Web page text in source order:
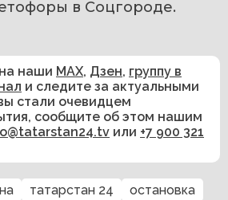
в Соцгороде.
наши MAX, Дзен, группу в
и следите за актуальными
стали очевидцем
сообщите об этом нашим
или +7 900 321
татарстан 24
остановка